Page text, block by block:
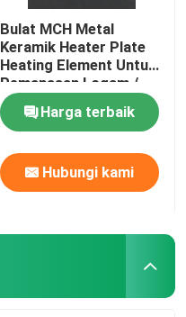
Bulat MCH Metal
Keramik Heater Plate
Heating Element Untuk
Pemanasan Logam /
Cetakan
Harga terbaik
Hubungi kami